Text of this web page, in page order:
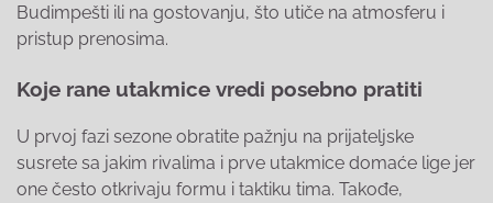
Budimpešti ili na gostovanju, što utiče na atmosferu i
pristup prenosima.
Koje rane utakmice vredi posebno pratiti
U prvoj fazi sezone obratite pažnju na prijateljske
susrete sa jakim rivalima i prve utakmice domaće lige jer
one često otkrivaju formu i taktiku tima. Takođe,